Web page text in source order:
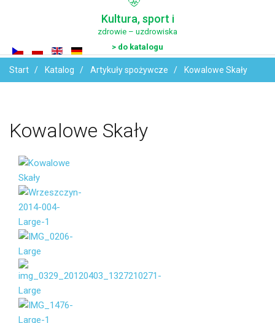
Kultura, sport i
zdrowie – uzdrowiska
> do katalogu
Start Katalog Artykuły spożywcze Kowalowe Skały
Kowalowe Skały
Imię i
Nazwisko